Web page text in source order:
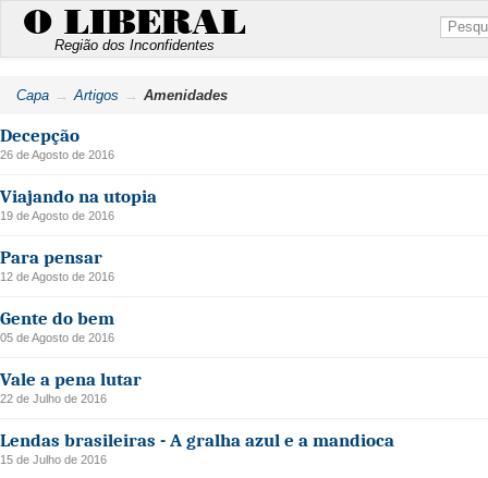
O LIBERAL
Região dos Inconfidentes
Capa Artigos Amenidades
Decepção
26 de Agosto de 2016
Viajando na utopia
19 de Agosto de 2016
Para pensar
12 de Agosto de 2016
Gente do bem
05 de Agosto de 2016
Vale a pena lutar
22 de Julho de 2016
Lendas brasileiras - A gralha azul e a mandioca
15 de Julho de 2016